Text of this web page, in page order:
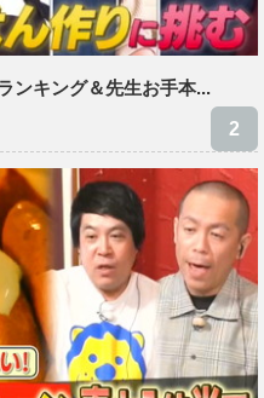
ンキング＆先生お手本...